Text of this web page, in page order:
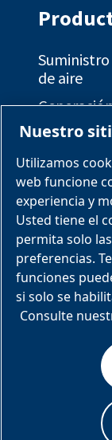
Suministro
de aire
de gas
del
Paquetes
de patín
diseñados
Servicios y
piezas
Paquetes
©
Nuestro
Utilizamos
web funcione
experiencia y
Usted tiene el
permita solo
preferencias.
funciones
si solo se
Consulte